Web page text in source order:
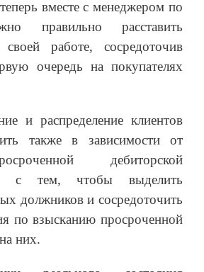
вместе с менеджером по
правильно расставить
работе, сосредоточив
очередь на покупателях
и распределение клиентов
также в зависимости от
дебиторской
с тем, чтобы выделить
должников и сосредоточить
по взысканию просроченной
них.